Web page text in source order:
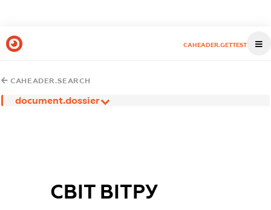
CAHEADER.GETTEST
CAHEADER.SEARCH
document.dossier
СВІТ ВІТРУ